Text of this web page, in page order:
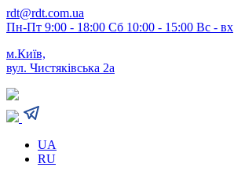
rdt@rdt.com.ua
Пн-Пт 9:00 - 18:00 Сб 10:00 - 15:00 Вс - вх
м.Київ,
вул. Чистяківська 2а
UA
RU